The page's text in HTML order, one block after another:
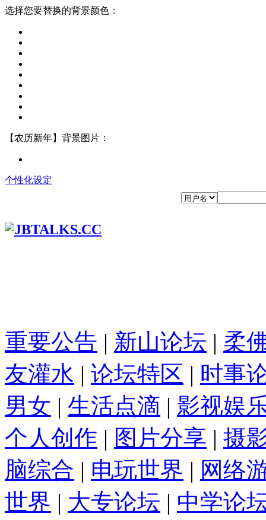
选择您要替换的背景颜色：
【农历新年】背景图片：
个性化设定
重要公告 | 新山论坛 | 柔
友灌水 | 论坛特区 | 时事
男女 | 生活点滴 | 影视娱
个人创作 | 图片分享 | 摄
脑综合 | 电玩世界 | 网络
世界 | 大专论坛 | 中学论